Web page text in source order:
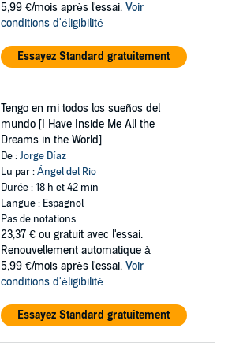
5,99 €/mois après l'essai. Voir
conditions d'éligibilité
Essayez Standard gratuitement
Tengo en mi todos los sueños del
mundo [I Have Inside Me All the
Dreams in the World]
De :Jorge Díaz
Lu par :Ángel del Rio
Durée : 18 h et 42 min
Langue : Espagnol
Pas de notations
23,37 € ou gratuit avec l'essai.
Renouvellement automatique à
5,99 €/mois après l'essai. Voir
conditions d'éligibilité
Essayez Standard gratuitement